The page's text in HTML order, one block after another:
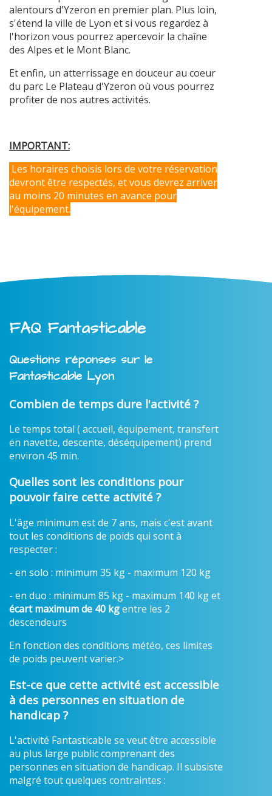
alentours d'Yzeron en premier plan. Plus loin,
s'étend la ville de Lyon et si vous regardez à
l'horizon vous pourrez apercevoir la chaîne
des Alpes et le Mont Blanc.
Et enfin, un atterrissage en douceur au coeur
du parc Le Plateau d'Yzeron où vous pourrez
profiter de nos autres activités.
IMPORTANT:
Les horaires choisis lors de votre réservation
devront être respectés, et vous devrez arriver
au moins 20 minutes en avance pour
l'équipement.
FAQ Fantasticable
Questions réponses sur le
Fantasticable Lyon
Combien de temps dure l'activité ?
Le temps total ( accueil, équipement, transfert
en navette, descente, déséquipement) prend
environ 45 min.
Quelles sont les conditions pour
pouvoir faire cette activité ?
L'âge minimum est de 7 ans, mais c'est avant
tout les conditions de poids qui sont à
respecter :
- en solo : minimum 35 kg - maximum 120 kg
- en duo : minimum 85 kg - maximum 140 kg et
écart maximum de 40 kgentre les 2
descendeurs
En fonction des conditions météo, ces limites
de poids peuvent varier.>
Est-ce que cette activité est accessible
à des personnes en situation de
handicap ?
L'activité Fantasticable se veut être accessible
au plus large public comprenant des
personnes en situation de handicap. Il subsiste
malgré tout quelques contraintes :